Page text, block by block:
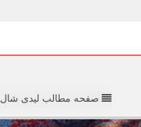
صفحه مطالب لیدی شال